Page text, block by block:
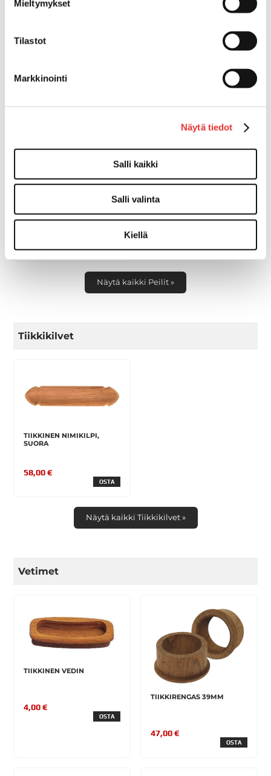
Mieltymykset
Tilastot
Markkinointi
Näytä tiedot
Salli kaikki
Salli valinta
Kiellä
Peilit
Näytä kaikki Peilit »
Tiikkikilvet
TIIKKINEN NIMIKILPI,
SUORA
58,00 €
OSTA
Näytä kaikki Tiikkikilvet »
Vetimet
TIIKKINEN VEDIN
4,00 €
OSTA
TIIKKIRENGAS 39MM
47,00 €
OSTA